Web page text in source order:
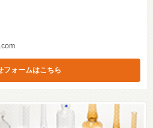
フォームはこちら